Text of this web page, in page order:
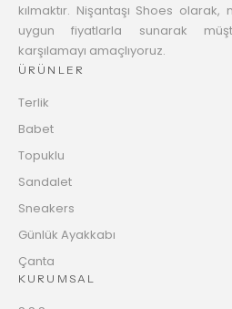
kılmaktır. Nişantaşı Shoes
uygun fiyatlarla sunarak
karşılamayı amaçlıyoruz.
ÜRÜNLER
Terlik
Babet
Topuklu
Sandalet
Sneakers
Günlük Ayakkabı
Çanta
KURUMSAL